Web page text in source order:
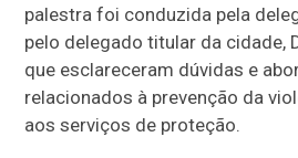
palestra foi conduzida pela
pelo delegado titular da cidade,
que esclareceram dúvidas e
relacionados à prevenção da
aos serviços de proteção.